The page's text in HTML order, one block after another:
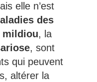
elle n’est
des
mildiou, la
, sont
qui peuvent
altérer la